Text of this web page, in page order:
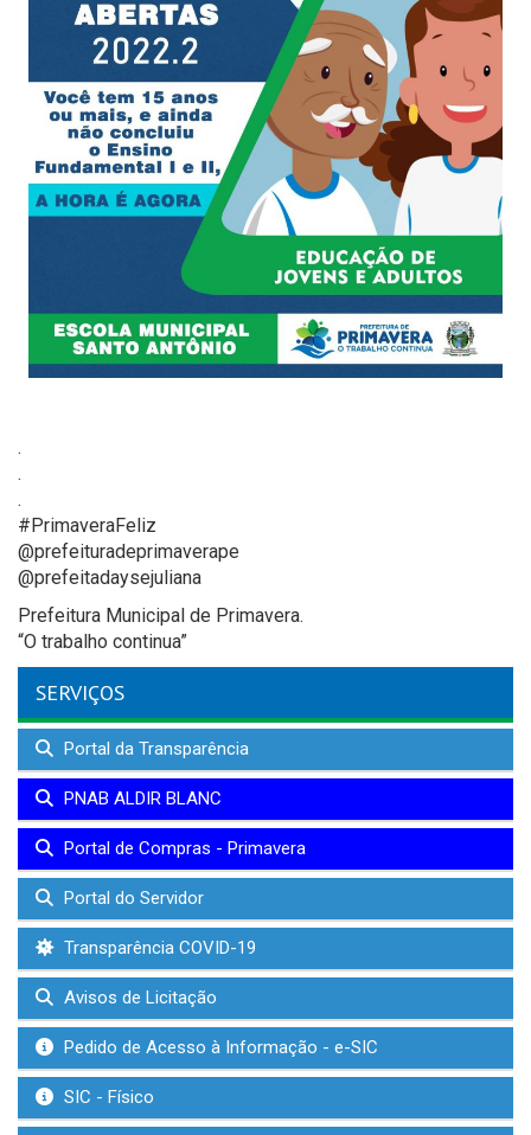
.
.
.
#PrimaveraFeliz
@prefeituradeprimaverape
@prefeitadaysejuliana
Prefeitura Municipal de Primavera.
“O trabalho continua”
SERVIÇOS
Portal da Transparência
PNAB ALDIR BLANC
Portal de Compras - Primavera
Portal do Servidor
Transparência COVID-19
Avisos de Licitação
Pedido de Acesso à Informação - e-SIC
SIC - Físico